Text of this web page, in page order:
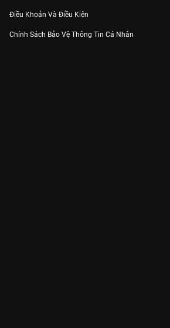
Điều Khoản Và Điều Kiện
Chính Sách Bảo Vệ Thông Tin Cá Nhân